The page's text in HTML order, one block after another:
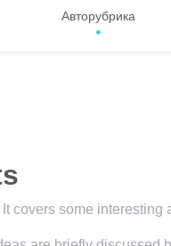
Авторубрика
covers some interesting